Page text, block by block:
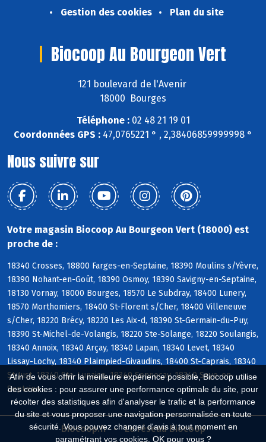
Afin de vous offrir la meilleure expérience possible, Biocoop utilise
des cookies : pour assurer une performance optimale du site, pour
récolter des statistiques afin d'analyser le trafic et la performance
du site et vous proposer une navigation personnalisée en toute
sécurité. Vous pouvez changer d'avis à tout moment en
paramétrant vos cookies. OK pour vous ?
Gestion des cookies
Plan du site
Biocoop Au Bourgeon Vert
121 boulevard de l'Avenir
18000 Bourges
Téléphone :02 48 21 19 01
Coordonnées GPS : 47,0765221 ° , 2,38406859999998 °
Nous suivre sur
Votre magasin Biocoop Au Bourgeon Vert (18000) est
proche de :
18340 Crosses, 18800 Farges-en-Septaine, 18390 Moulins s/Yèvre,
18390 Nohant-en-Goût, 18390 Osmoy, 18390 Savigny-en-Septaine,
18130 Vornay, 18000 Bourges, 18570 Le Subdray, 18400 Lunery,
18570 Morthomiers, 18400 St-Florent s/Cher, 18400 Villeneuve
s/Cher, 18220 Brécy, 18220 Les Aix-d, 18390 St-Germain-du-Puy,
18390 St-Michel-de-Volangis, 18220 Ste-Solange, 18220 Soulangis,
18340 Annoix, 18340 Arçay, 18340 Lapan, 18340 Levet, 18340
Lissay-Lochy, 18340 Plaimpied-Givaudins, 18400 St-Caprais, 18340
St-Just, 18340 Ste-Lunaise, 18340 Senneçay, 18340 Soye-en-
Septaine
Biocoop.fr
Le réseau Biocoop